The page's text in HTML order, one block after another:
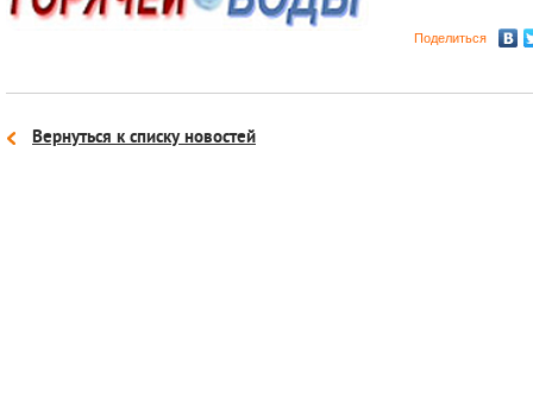
Поделиться
Вернуться к списку новостей